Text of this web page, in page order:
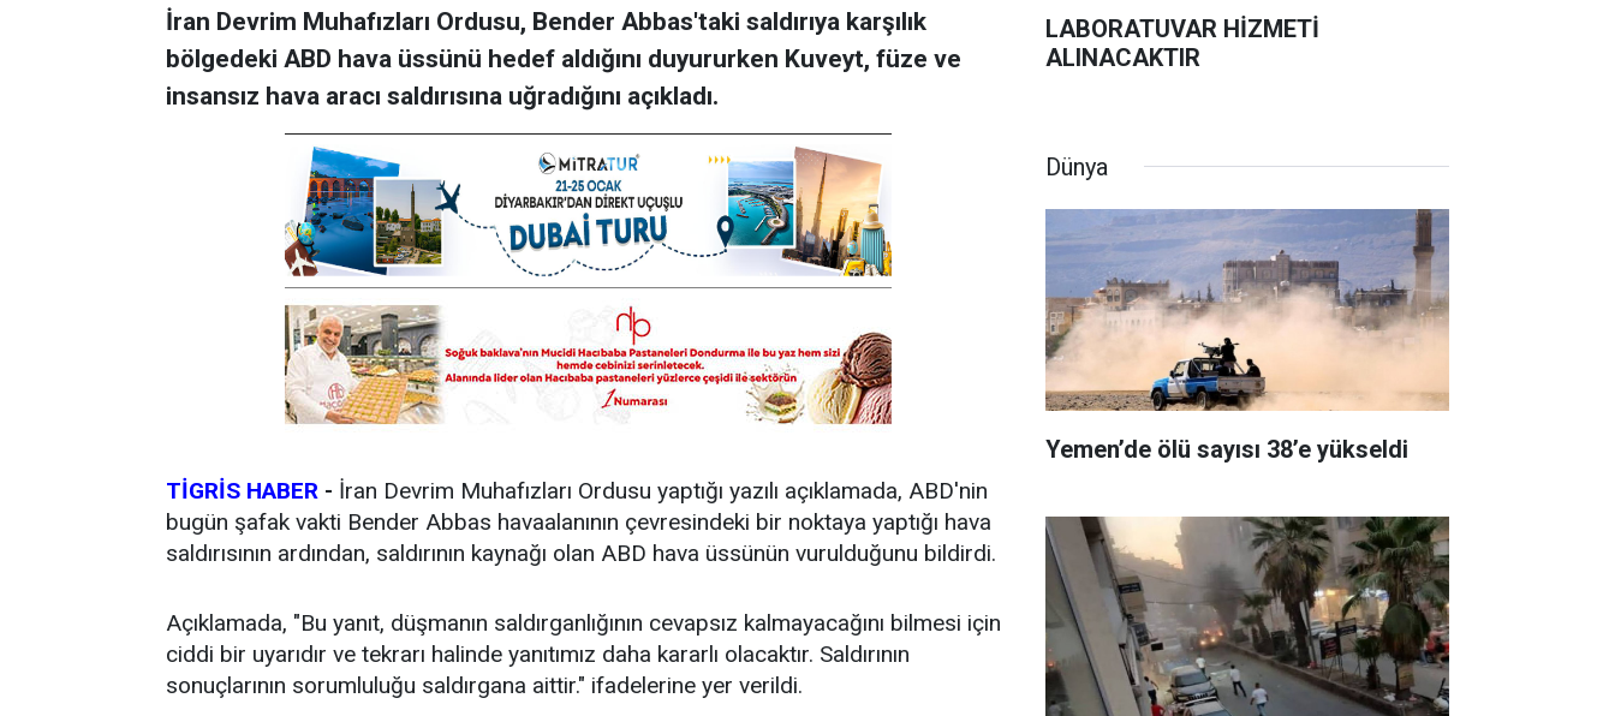
İran Devrim Muhafızları Ordusu, Bender Abbas'taki saldırıya karşılık
bölgedeki ABD hava üssünü hedef aldığını duyururken Kuveyt, füze ve
insansız hava aracı saldırısına uğradığını açıkladı.
TİGRİS HABER - İran Devrim Muhafızları Ordusu yaptığı yazılı açıklamada, ABD'nin
bugün şafak vakti Bender Abbas havaalanının çevresindeki bir noktaya yaptığı hava
saldırısının ardından, saldırının kaynağı olan ABD hava üssünün vurulduğunu bildirdi.
Açıklamada, "Bu yanıt, düşmanın saldırganlığının cevapsız kalmayacağını bilmesi için
ciddi bir uyarıdır ve tekrarı halinde yanıtımız daha kararlı olacaktır. Saldırının
sonuçlarının sorumluluğu saldırgana aittir." ifadelerine yer verildi.
LABORATUVAR HİZMETİ
ALINACAKTIR
Dünya
Yemen’de ölü sayısı 38’e yükseldi